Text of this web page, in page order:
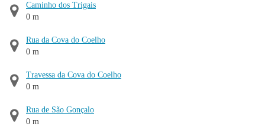
Caminho dos Trigais
0 m
Rua da Cova do Coelho
0 m
Travessa da Cova do Coelho
0 m
Rua de São Gonçalo
0 m